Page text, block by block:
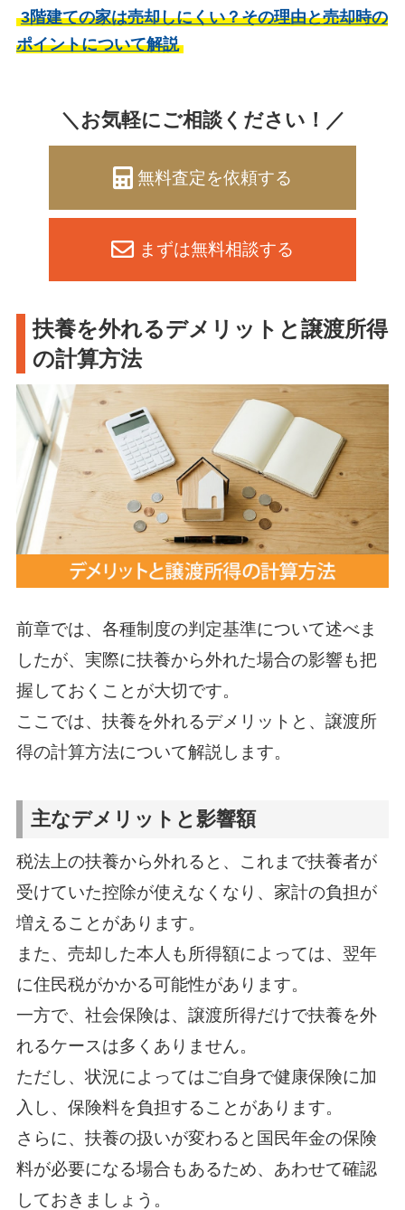
3階建ての家は売却しにくい？その理由と売却時の
ポイントについて解説
＼お気軽にご相談ください！／
無料査定を依頼する
まずは無料相談する
扶養を外れるデメリットと譲渡所得
の計算方法
前章では、各種制度の判定基準について述べま
したが、実際に扶養から外れた場合の影響も把
握しておくことが大切です。
ここでは、扶養を外れるデメリットと、譲渡所
得の計算方法について解説します。
主なデメリットと影響額
税法上の扶養から外れると、これまで扶養者が
受けていた控除が使えなくなり、家計の負担が
増えることがあります。
また、売却した本人も所得額によっては、翌年
に住民税がかかる可能性があります。
一方で、社会保険は、譲渡所得だけで扶養を外
れるケースは多くありません。
ただし、状況によってはご自身で健康保険に加
入し、保険料を負担することがあります。
さらに、扶養の扱いが変わると国民年金の保険
料が必要になる場合もあるため、あわせて確認
しておきましょう。